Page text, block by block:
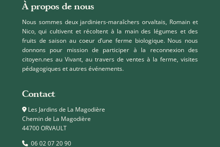
À propos de nous
Nous sommes deux jardiniers-maraîchers orvaltais, Romain et
Nico, qui cultivent et récoltent à la main des légumes et des
fruits de saison au coeur d’une ferme biologique. Nous nous
donnons pour mission de participer à la reconnexion des
citoyen.nes au Vivant, au travers de ventes à la ferme, visites
pédagogiques et autres événements.
Contact
Les Jardins de La Magodière
Chemin de La Magodière
44700 ORVAULT
06 02 07 20 90